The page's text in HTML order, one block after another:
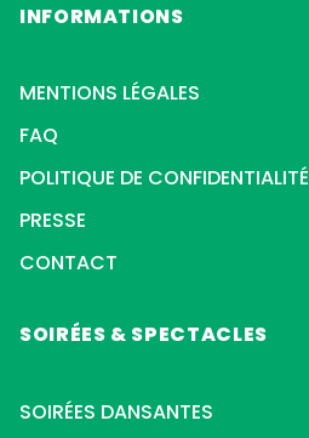
INFORMATIONS
MENTIONS LÉGALES
FAQ
POLITIQUE DE CONFIDENTIALITÉ
PRESSE
CONTACT
SOIRÉES & SPECTACLES
SOIRÉES DANSANTES